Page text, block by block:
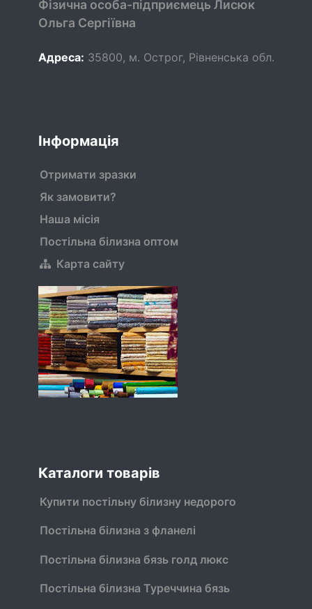
Фізична особа-підприємець Лисюк
Ольга Сергіївна
Адреса: 35800, м. Острог, Рівненська обл.
Інформація
Отримати зразки
Як замовити?
Наша місія
Постільна білизна оптом
Карта сайту
Каталоги товарів
Купити постільну білизну недорого
Постільна білизна з фланелі
Постільна білизна бязь голд люкс
Постільна білизна Туреччина бязь